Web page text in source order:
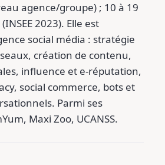
agence/groupe) ; 10 à 19
2023). Elle est
social média : stratégie
création de contenu,
influence et e-réputation,
social commerce, bots et
Parmi ses
Maxi Zoo, UCANSS.